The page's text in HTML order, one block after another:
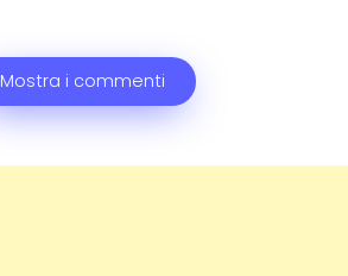
Mostra i commenti